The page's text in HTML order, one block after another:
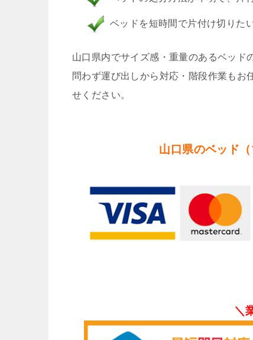
ベッドを短時間で片付け切りたい
山口県内でサイズ感・重量のあるベッ
問わず運び出しから対応・階段作業もお
せください。
山口県のベッド
＼